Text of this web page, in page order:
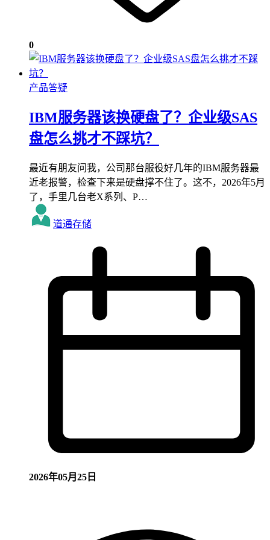
0
产品答疑
IBM服务器该换硬盘了？企业级SAS
盘怎么挑才不踩坑？
最近有朋友问我，公司那台服役好几年的IBM服务器最
近老报警，检查下来是硬盘撑不住了。这不，2026年5月
了，手里几台老X系列、P…
道通存储
2026年05月25日